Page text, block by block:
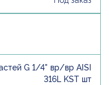
G 1/4" вр/вр AISI
316L KST шт